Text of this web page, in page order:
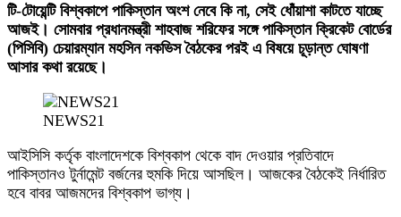
টি-টোয়েন্টি বিশ্বকাপে পাকিস্তান অংশ নেবে কি না, সেই ধোঁয়াশা কাটতে যাচ্ছে
আজই। সোমবার প্রধানমন্ত্রী শাহবাজ শরিফের সঙ্গে পাকিস্তান ক্রিকেট বোর্ডের
(পিসিবি) চেয়ারম্যান মহসিন নকভিস বৈঠকের পরই এ বিষয়ে চূড়ান্ত ঘোষণা
আসার কথা রয়েছে।
NEWS21
আইসিসি কর্তৃক বাংলাদেশকে বিশ্বকাপ থেকে বাদ দেওয়ার প্রতিবাদে
পাকিস্তানও টুর্নামেন্ট বর্জনের হুমকি দিয়ে আসছিল। আজকের বৈঠকেই নির্ধারিত
হবে বাবর আজমদের বিশ্বকাপ ভাগ্য।